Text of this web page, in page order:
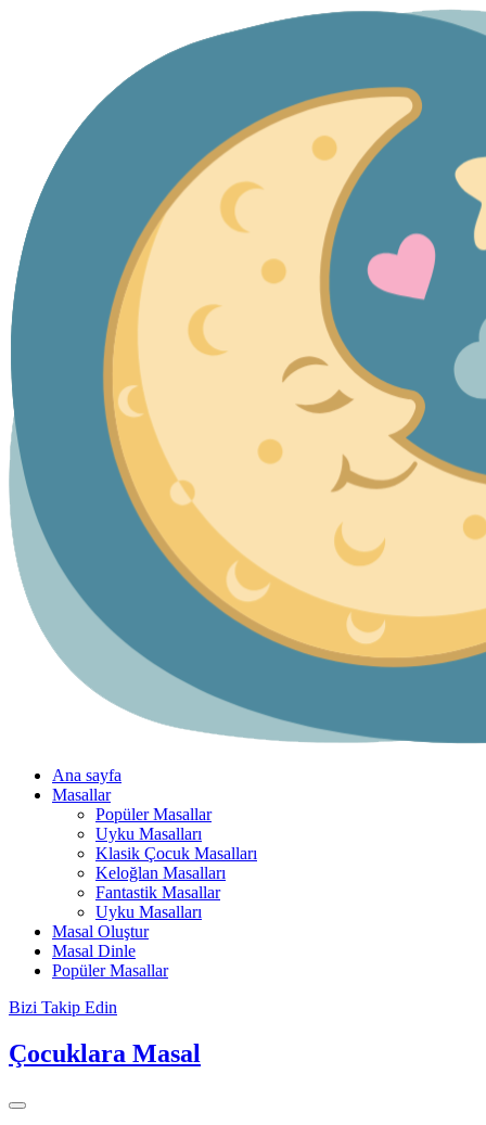
Ana sayfa
Masallar
Popüler Masallar
Uyku Masalları
Klasik Çocuk Masalları
Keloğlan Masalları
Fantastik Masallar
Uyku Masalları
Masal Oluştur
Masal Dinle
Popüler Masallar
Bizi Takip Edin
Çocuklara Masal